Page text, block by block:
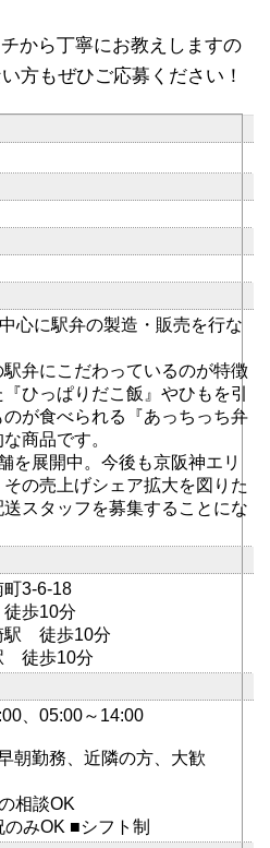
から丁寧にお教えしますの
方もぜひご応募ください！
心に駅弁の製造・販売を行な
弁にこだわっているのが特徴
ひっぱりだこ飯』やひもを引
が食べられる『あっちっち弁
商品です。
を展開中。今後も京阪神エリ
の売上げシェア拡大を図りた
スタッフを募集することにな
3-6-18
歩10分
駅 徒歩10分
徒歩10分
、05:00～14:00
朝勤務、近隣の方、大歓
相談OK
みOK ■シフト制